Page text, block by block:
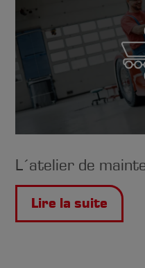
L´atelier de
Lire la suite